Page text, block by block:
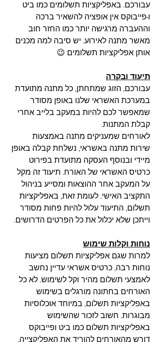
עבורכם. באפליקציות תשלומים כמו ביט
ו-פייבוקס אין אופציה להשאיר ברכה
וההעברה מרגישה יותר כמו החזר חוב
מאשר מתנה לאירוע. יש סיבה למה מכנים
אותן אפליקציות תשלומים 😉
תיעוד ובקרה
עבורכם, הזוג שמתחתן, כל מתנה מתועדת
במערכת האשראי שלנו באופן מסודר
שמאפשר לכם להיות במעקב בלייב אחרי
קבלת המתנות.
לאורחים שמעניקים מתנה באמצעות
שירות מתנה באשראי, נשלחת קבלה באופן
מיידי ובנוסף העסקה מתועדת בפירוט
כרטיס האשראי של האורח. תיעוד זה מקל
על המעקב אחר ההוצאות ומסייע בניהול
התקציב האישי. לעומת זאת, באפליקציות
תשלום, התיעוד עלול להיות פחות מסודר
וייתכן שלא יכלול את כל הפרטים הדרושים.
נוחות וקלות שימוש
למרות שגם אפליקציות תשלום מציעות
נוחות רבה, כרטיס אשראי עדיין נחשב
לאמצעי תשלום מהיר וקל לשימוש. לא כל
האורחים בחתונה מורגלים בשימוש
באפליקציות תשלום, במיוחד אוכלוסיות
מבוגרות. חשוב לזכור שהשימוש
באפליקציות תשלום כמו ביט ופייבוקס
דורש מהאורחים להוריד את האפליקצייה,